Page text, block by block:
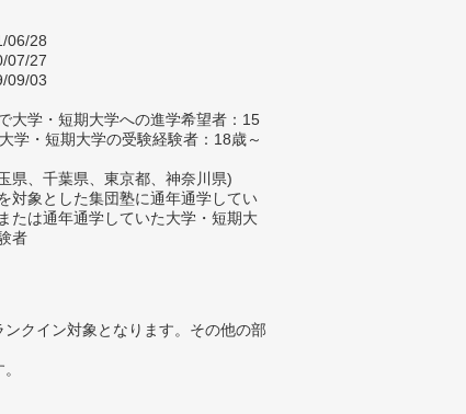
06/28
07/27
09/03
大学・短期大学への進学希望者：15
学・短期大学の受験経験者：18歳～
県、千葉県、東京都、神奈川県)
対象とした集団塾に通年通学してい
たは通年通学していた大学・短期大
者
クイン対象となります。その他の部